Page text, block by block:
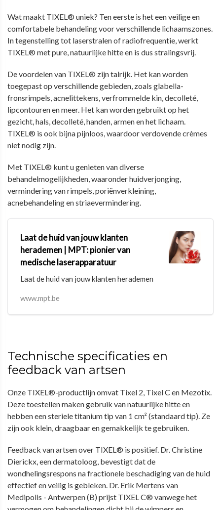
Wat maakt TIXEL® uniek? Ten eerste is het een veilige en
comfortabele behandeling voor verschillende lichaamszones.
In tegenstelling tot laserstralen of radiofrequentie, werkt
TIXEL® met pure, natuurlijke hitte en is dus stralingsvrij.
De voordelen van TIXEL® zijn talrijk. Het kan worden
toegepast op verschillende gebieden, zoals glabella-
fronsrimpels, acnelittekens, verfrommelde kin, decolleté,
lipcontouren en meer. Het kan worden gebruikt op het
gezicht, hals, decolleté, handen, armen en het lichaam.
TIXEL® is ook bijna pijnloos, waardoor verdovende crèmes
niet nodig zijn.
Met TIXEL® kunt u genieten van diverse
behandelmogelijkheden, waaronder huidverjonging,
vermindering van rimpels, poriënverkleining,
acnebehandeling en striaevermindering.
Laat de huid van jouw klanten
herademen | MPT: pionier van
medische laserapparatuur
Laat de huid van jouw klanten herademen
www.mpt.be
Technische specificaties en
feedback van artsen
Onze TIXEL®-productlijn omvat Tixel 2, Tixel C en Mezotix.
Deze toestellen maken gebruik van natuurlijke hitte en
hebben een steriele titanium tip van 1 cm² (standaard tip). Ze
zijn ook klein, draagbaar en gemakkelijk te gebruiken.
Feedback van artsen over TIXEL® is positief. Dr. Christine
Dierickx, een dermatoloog, bevestigt dat de
wondhelingsrespons na fractionele beschadiging van de huid
effectief en veilig is gebleken. Dr. Erik Mertens van
Medipolis - Antwerpen (B) prijst TIXEL C® vanwege het